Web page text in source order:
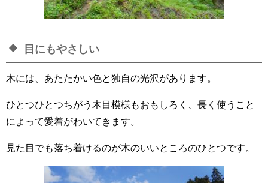
目にもやさしい
木には、あたたかい色と独自の光沢があります。
ひとつひとつちがう木目模様もおもしろく、長く使うこと
によって愛着がわいてきます。
見た目でも落ち着けるのが木のいいところのひとつです。